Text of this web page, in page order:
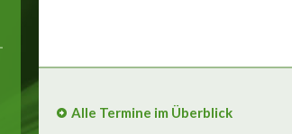
Alle Termine im Überblick